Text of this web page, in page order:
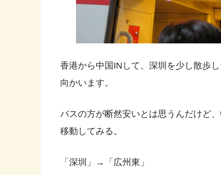
香港から中国INして、深圳を少し散歩
向かいます。
バスの方が断然安いとは思うんだけど
移動してみる。
「深圳」→「広州東」